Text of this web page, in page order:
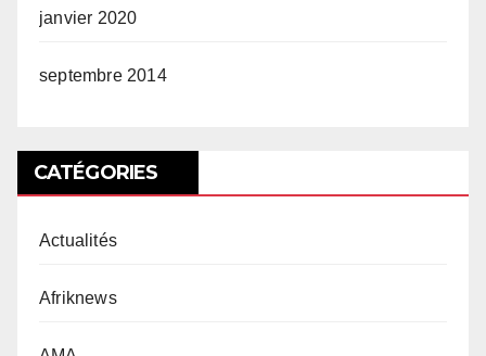
janvier 2020
septembre 2014
CATÉGORIES
Actualités
Afriknews